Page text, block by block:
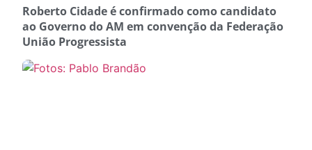
Roberto Cidade é confirmado como candidato
ao Governo do AM em convenção da Federação
União Progressista